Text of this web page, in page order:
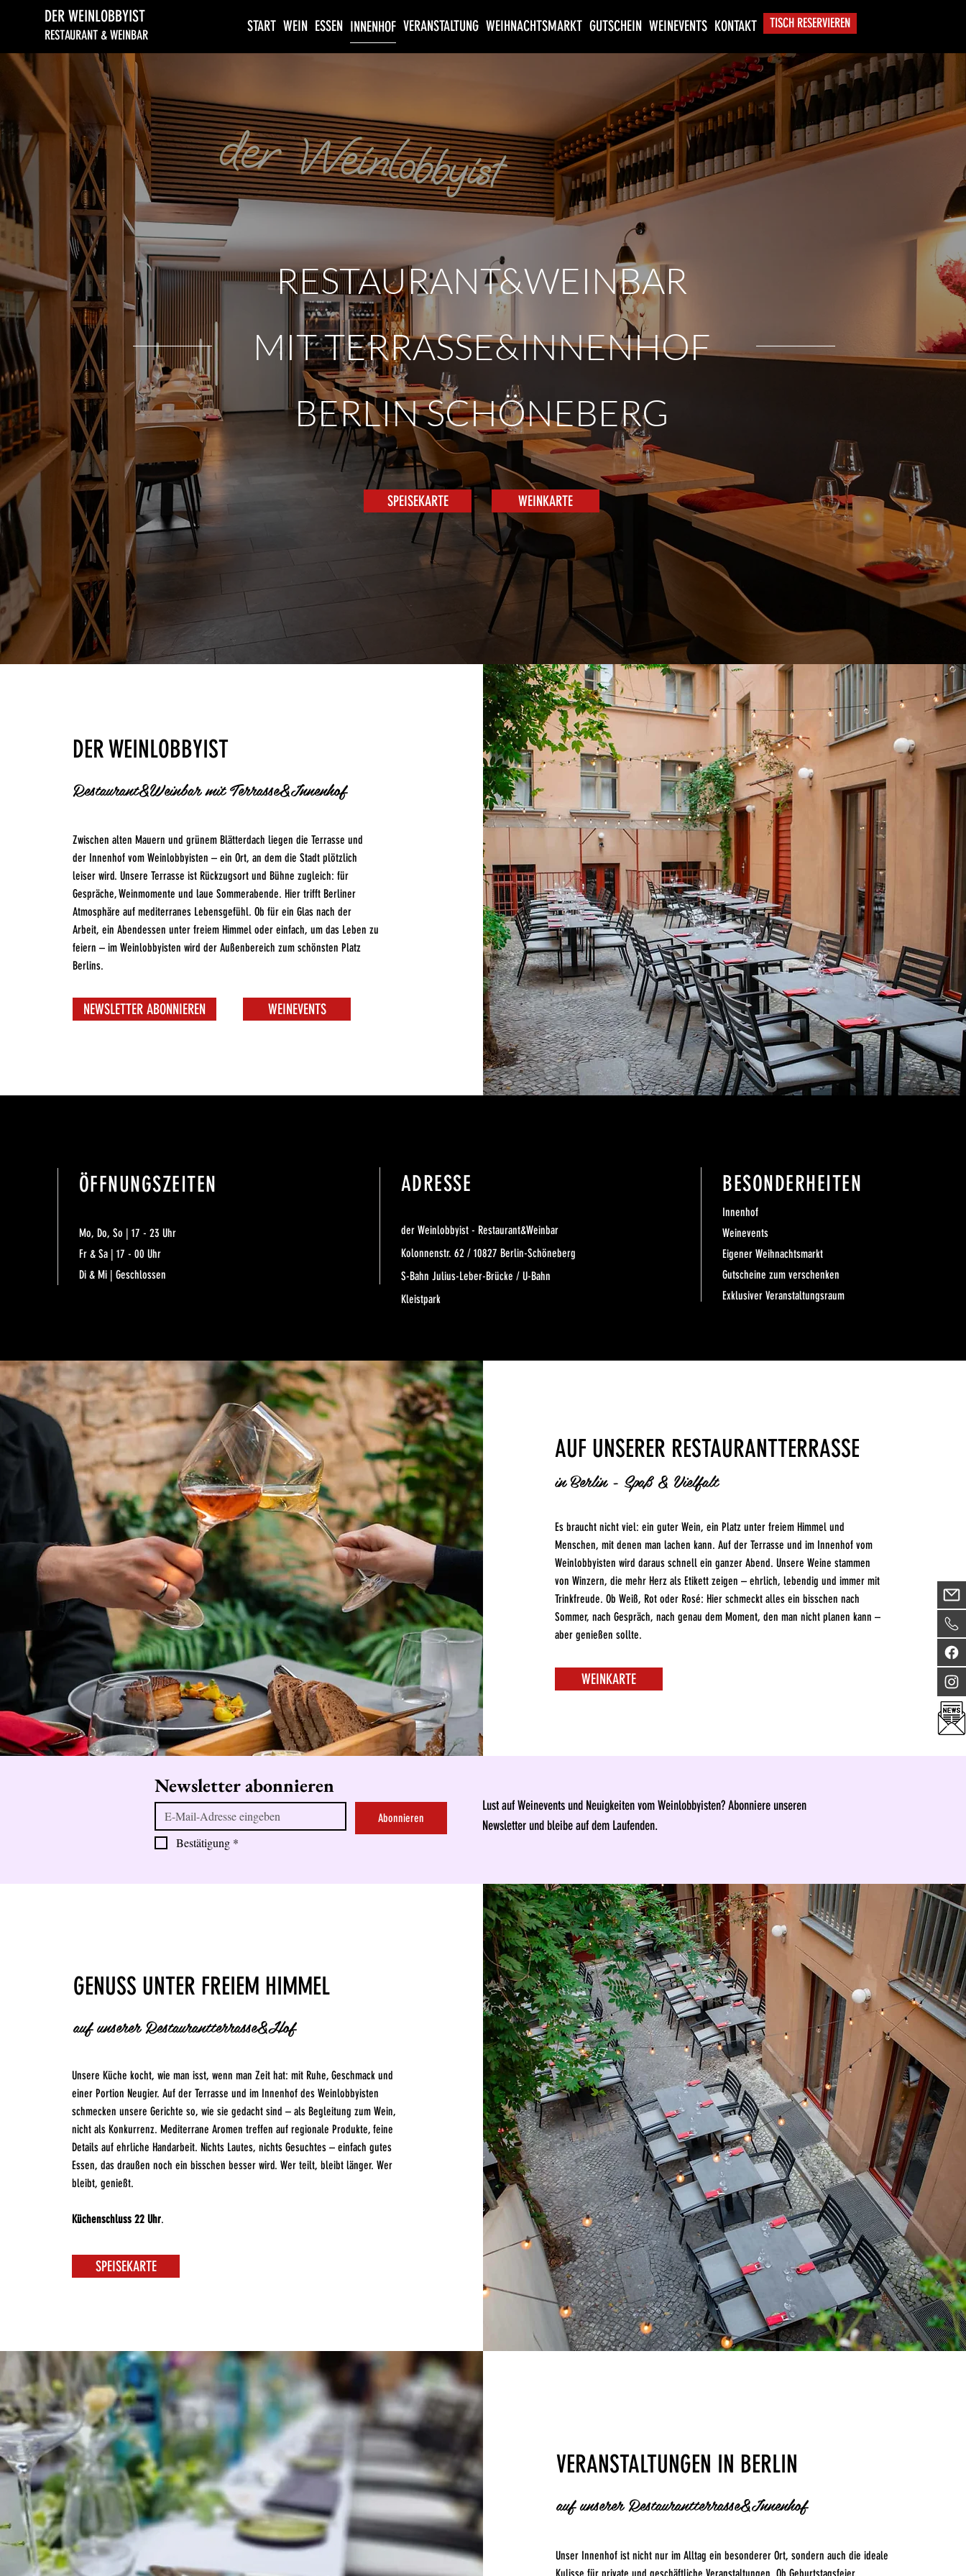
DER WEINLOBBYIST
RESTAURANT & WEINBAR
START WEIN ESSEN INNENHOF VERANSTALTUNG WEIHNACHTSMARKT GUTSCHEIN WEINEVENTS KONTAKT TISCH RESERVIEREN
RESTAURANT&WEINBAR
MIT TERRASSE&INNENHOF
BERLIN SCHÖNEBERG
SPEISEKARTE WEINKARTE
DER WEINLOBBYIST
Restaurant&Weinbar mit Terrasse&Innenhof
Zwischen alten Mauern und grünem Blätterdach liegen die Terrasse und
der Innenhof vom Weinlobbyisten – ein Ort, an dem die Stadt plötzlich
leiser wird. Unsere Terrasse ist Rückzugsort und Bühne zugleich: für
Gespräche, Weinmomente und laue Sommerabende. Hier trifft Berliner
Atmosphäre auf mediterranes Lebensgefühl. Ob für ein Glas nach der
Arbeit, ein Abendessen unter freiem Himmel oder einfach, um das Leben zu
feiern – im Weinlobbyisten wird der Außenbereich zum schönsten Platz
Berlins.
NEWSLETTER ABONNIEREN WEINEVENTS
ÖFFNUNGSZEITEN
Mo, Do, So | 17 - 23 Uhr
Fr & Sa | 17 - 00 Uhr
Di & Mi | Geschlossen
ADRESSE
der Weinlobbyist - Restaurant&Weinbar
Kolonnenstr. 62 / 10827 Berlin-Schöneberg
S-Bahn Julius-Leber-Brücke / U-Bahn
Kleistpark
BESONDERHEITEN
Innenhof
Weinevents
Eigener Weihnachtsmarkt
Gutscheine zum verschenken
Exklusiver Veranstaltungsraum
AUF UNSERER RESTAURANTTERRASSE
in Berlin - Spaß & Vielfalt
Es braucht nicht viel: ein guter Wein, ein Platz unter freiem Himmel und
Menschen, mit denen man lachen kann. Auf der Terrasse und im Innenhof vom
Weinlobbyisten wird daraus schnell ein ganzer Abend. Unsere Weine stammen
von Winzern, die mehr Herz als Etikett zeigen – ehrlich, lebendig und immer mit
Trinkfreude. Ob Weiß, Rot oder Rosé: Hier schmeckt alles ein bisschen nach
Sommer, nach Gespräch, nach genau dem Moment, den man nicht planen kann –
aber genießen sollte.
WEINKARTE
Newsletter abonnieren
Abonnieren
Bestätigung *
Lust auf Weinevents und Neuigkeiten vom Weinlobbyisten? Abonniere unseren
Newsletter und bleibe auf dem Laufenden.
GENUSS UNTER FREIEM HIMMEL
auf unserer Restaurantterrasse&Hof
Unsere Küche kocht, wie man isst, wenn man Zeit hat: mit Ruhe, Geschmack und
einer Portion Neugier. Auf der Terrasse und im Innenhof des Weinlobbyisten
schmecken unsere Gerichte so, wie sie gedacht sind – als Begleitung zum Wein,
nicht als Konkurrenz. Mediterrane Aromen treffen auf regionale Produkte, feine
Details auf ehrliche Handarbeit. Nichts Lautes, nichts Gesuchtes – einfach gutes
Essen, das draußen noch ein bisschen besser wird. Wer teilt, bleibt länger. Wer
bleibt, genießt.
Küchenschluss 22 Uhr.
SPEISEKARTE
VERANSTALTUNGEN IN BERLIN
auf unserer Restaurantterrasse&Innenhof
Unser Innenhof ist nicht nur im Alltag ein besonderer Ort, sondern auch die ideale